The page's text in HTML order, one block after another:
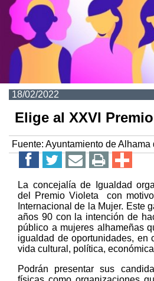
18/02/2022
Elige al XXVI
Fuente: Ayuntamiento de Alhama
La concejalía de Igualdad
del Premio Violeta con
Internacional de la Mujer. Este
años 90 con la intención de
público a mujeres alhameñas
igualdad de oportunidades, en
vida cultural, política,
Podrán presentar sus